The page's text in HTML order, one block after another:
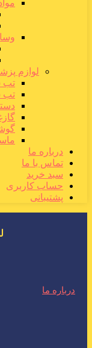
لوازم
تب
تب
درباره ما
تماس با ما
سبد خرید
حساب کاربری
پشتیبانی
درباره ما